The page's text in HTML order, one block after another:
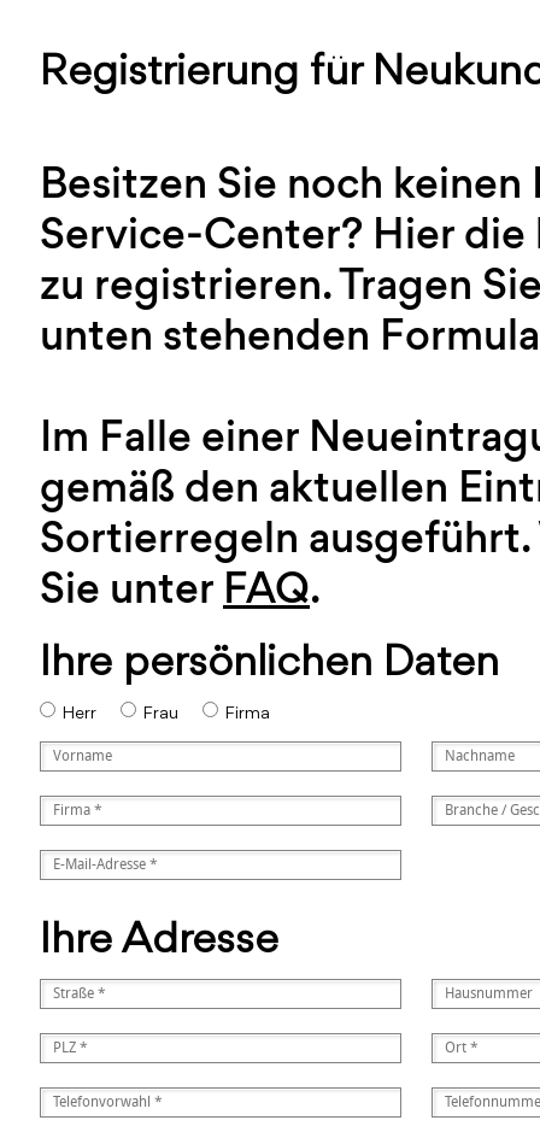
Registrierung für
Besitzen Sie noch
Service-Center? Hier
zu registrieren. Tragen
unten stehenden
Im Falle einer
gemäß den aktuellen
Sortierregeln
Sie unter FAQ.
Ihre persönlichen Daten
Herr Frau Firma
Ihre Adresse